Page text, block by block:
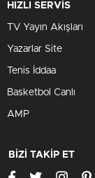
HIZLI SERVİS
TV Yayın Akışları
Yazarlar Site
Tenis İddaa
Basketbol Canlı
AMP
BİZİ TAKİP ET